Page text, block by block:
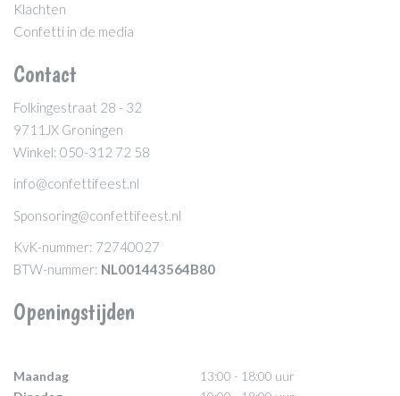
Klachten
Confetti in de media
Contact
Folkingestraat 28 - 32
9711JX Groningen
Winkel: 050-312 72 58
info@confettifeest.nl
Sponsoring@confettifeest.nl
KvK-nummer: 72740027
BTW-nummer: NL001443564B80
Openingstijden
Maandag
13:00 - 18:00 uur